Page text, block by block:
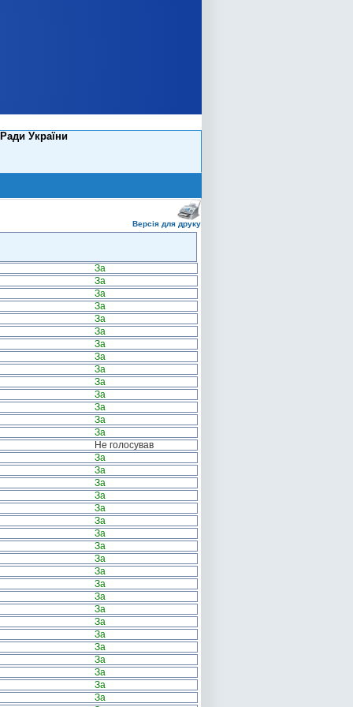
України
Версія для друку
За
За
За
За
За
За
За
За
За
За
За
За
За
За
Не голосував
За
За
За
За
За
За
За
За
За
За
За
За
За
За
За
За
За
За
За
За